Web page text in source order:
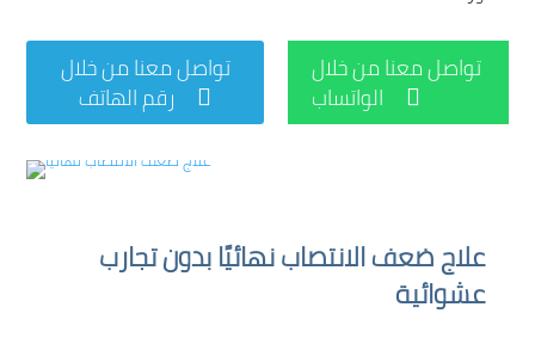
تواصل معنا من خلال
رقم الهاتف 
تواصل معنا من خلال
الواتساب 
علاج ضعف الانتصاب نهائيًا بدون تجارب
عشوائية